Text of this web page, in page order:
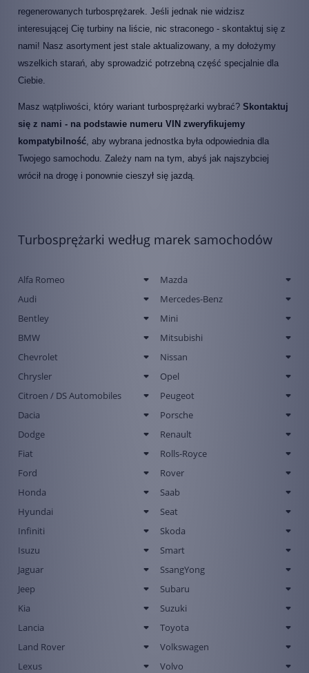
regenerowanych turbosprężarek. Jeśli jednak nie widzisz
interesującej Cię turbiny na liście, nic straconego - skontaktuj się z
nami! Nasz asortyment jest stale aktualizowany, a my dołożymy
wszelkich starań, aby sprowadzić potrzebną część specjalnie dla
Ciebie.
Masz wątpliwości, który wariant turbosprężarki wybrać? Skontaktuj
się z nami - na podstawie numeru VIN zweryfikujemy
kompatybilność , aby wybrana jednostka była odpowiednia dla
Twojego samochodu. Zależy nam na tym, abyś jak najszybciej
wrócił na drogę i ponownie cieszył się jazdą.
Turbosprężarki według marek samochodów
Alfa Romeo
Audi
Bentley
BMW
Chevrolet
Chrysler
Citroen / DS Automobiles
Dacia
Dodge
Fiat
Ford
Honda
Hyundai
Infiniti
Isuzu
Jaguar
Jeep
Kia
Lancia
Land Rover
Lexus
Mazda
Mercedes-Benz
Mini
Mitsubishi
Nissan
Opel
Peugeot
Porsche
Renault
Rolls-Royce
Rover
Saab
Seat
Skoda
Smart
SsangYong
Subaru
Suzuki
Toyota
Volkswagen
Volvo